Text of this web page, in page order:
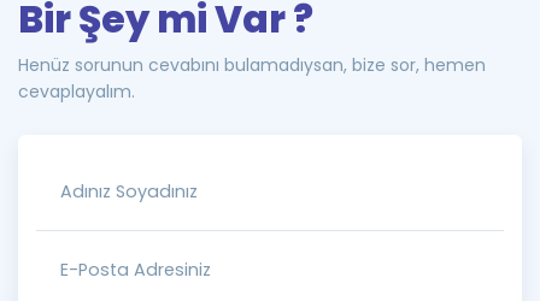
Bir Şey mi Var ?
Henüz sorunun cevabını bulamadıysan, bize sor, hemen
cevaplayalım.